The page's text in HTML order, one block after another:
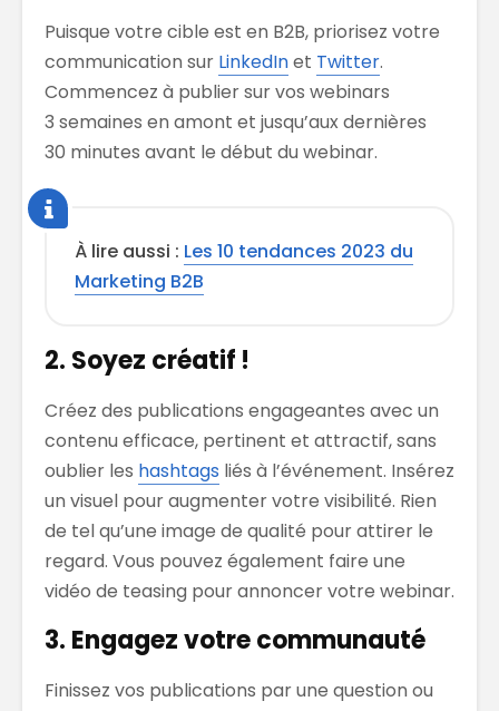
Puisque votre cible est en B2B, priorisez votre
communication sur LinkedInet Twitter.
Commencez à publier sur vos webinars
3 semaines en amont et jusqu’aux dernières
30 minutes avant le début du webinar.
À lire aussi : Les 10 tendances 2023 du
Marketing B2B
2. Soyez créatif !
Créez des publications engageantes avec un
contenu efficace, pertinent et attractif, sans
oublier les hashtags liés à l’événement. Insérez
un visuel pour augmenter votre visibilité. Rien
de tel qu’une image de qualité pour attirer le
regard. Vous pouvez également faire une
vidéo de teasing pour annoncer votre webinar.
3. Engagez votre communauté
Finissez vos publications par une question ou